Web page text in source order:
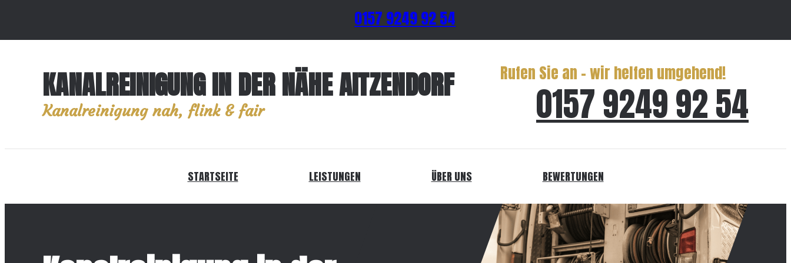
0157 9249 92 54
KANALREINIGUNG IN DER NÄHE AITZENDORF
Kanalreinigung nah, flink & fair
Rufen Sie an – wir helfen umgehend!
0157 9249 92 54
STARTSEITE LEISTUNGEN ÜBER UNS BEWERTUNGEN